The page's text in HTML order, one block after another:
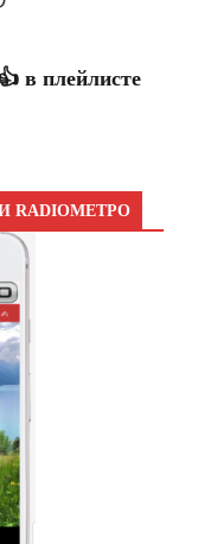
в плейлисте
RADIOМЕТРО